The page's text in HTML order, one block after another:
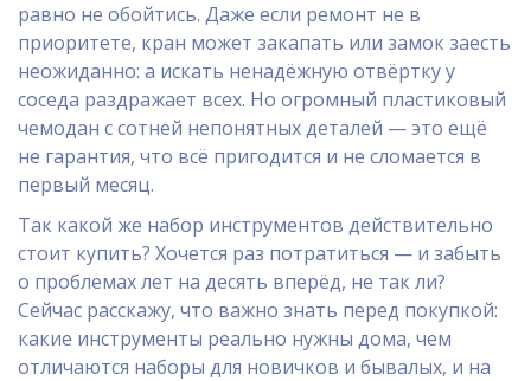
равно не обойтись. Даже если ремонт не в
приоритете, кран может закапать или замок заесть
неожиданно: а искать ненадёжную отвёртку у
соседа раздражает всех. Но огромный пластиковый
чемодан с сотней непонятных деталей — это ещё
не гарантия, что всё пригодится и не сломается в
первый месяц.
Так какой же набор инструментов действительно
стоит купить? Хочется раз потратиться — и забыть
о проблемах лет на десять вперёд, не так ли?
Сейчас расскажу, что важно знать перед покупкой:
какие инструменты реально нужны дома, чем
отличаются наборы для новичков и бывалых, и на